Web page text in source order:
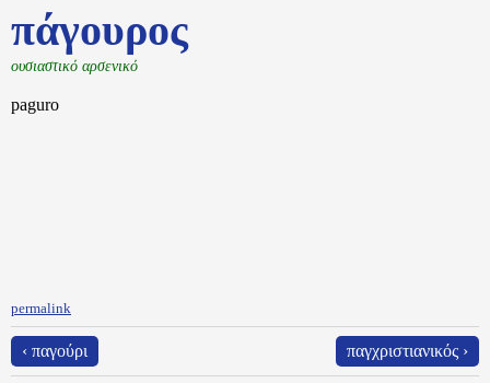
πάγουρος
ουσιαστικό αρσενικό
paguro
permalink
‹ παγούρι παγχριστιανικός ›